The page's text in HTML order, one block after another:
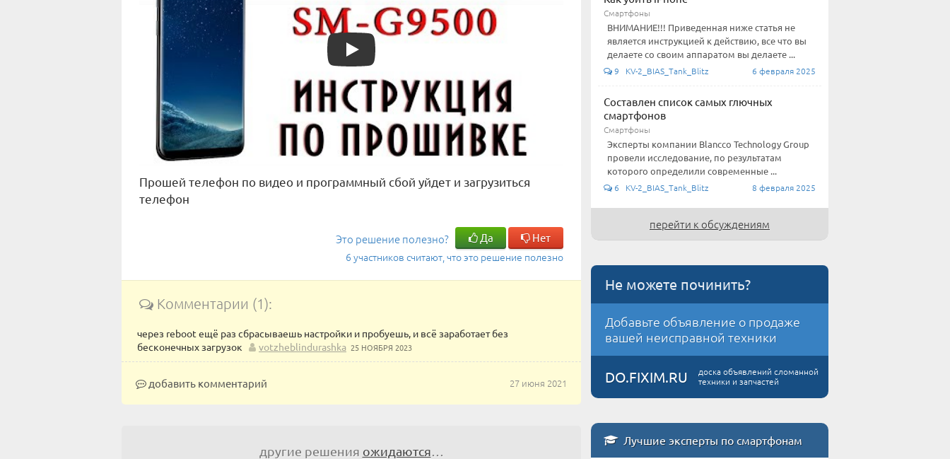
Play
Прошей телефон по видео и программный сбой уйдет и загрузиться
телефон
Это решение полезно? Да Нет
6 участников считают, что это решение полезно
Комментарии (1):
через reboot ещё раз сбрасываешь настройки и пробуешь, и всё заработает без
бесконечных загрузок
votzheblindurashka 25 НОЯБРЯ 2023
27 июня 2021
добавить комментарий
другие решения ожидаются
Смартфоны
ВНИМАНИЕ!!! Приведенная ниже статья не
является инструкцией к действию, все что вы
делаете со своим аппаратом вы делаете ...
9 KV-2_BIAS_Tank_Blitz 6 февраля 2025
Составлен список самых глючных
смартфонов
Смартфоны
Эксперты компании Blancco Technology Group
провели исследование, по результатам
которого определили современные ...
6 KV-2_BIAS_Tank_Blitz 8 февраля 2025
перейти к обсуждениям
Не можете починить?
Добавьте объявление о продаже
вашей неисправной техники
DO.FIXIM.RU
доска объявлений сломанной
техники и запчастей
Лучшие эксперты по смартфонам